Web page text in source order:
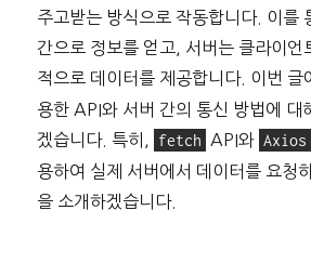
주고받는 방식으로 작동합니다. 이를
간으로 정보를 얻고, 서버는 클라이언
적으로 데이터를 제공합니다. 이번 글
용한 API와 서버 간의 통신 방법에 대
겠습니다. 특히,
fetch API와 Axios
용하여 실제 서버에서 데이터를 요청
을 소개하겠습니다.